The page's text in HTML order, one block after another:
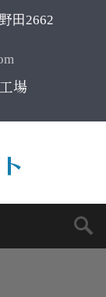
田2662
場